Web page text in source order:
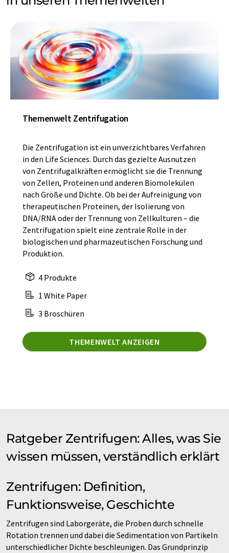
Themenwelt Zentrifugation
Die Zentrifugation ist ein unverzichtbares Verfahren
in den Life Sciences. Durch das gezielte Ausnutzen
von Zentrifugalkräften ermöglicht sie die Trennung
von Zellen, Proteinen und anderen Biomolekülen
nach Größe und Dichte. Ob bei der Aufreinigung von
therapeutischen Proteinen, der Isolierung von
DNA/RNA oder der Trennung von Zellkulturen – die
Zentrifugation spielt eine zentrale Rolle in der
biologischen und pharmazeutischen Forschung und
Produktion.
4 Produkte
1 White Paper
3 Broschüren
THEMENWELT ANZEIGEN
Ratgeber Zentrifugen: Alles, was Sie
wissen müssen, verständlich erklärt
Zentrifugen: Definition,
Funktionsweise, Geschichte
Zentrifugen sind Laborgeräte, die Proben durch schnelle
Rotation trennen und dabei die Sedimentation von Partikeln
unterschiedlicher Dichte beschleunigen. Das Grundprinzip